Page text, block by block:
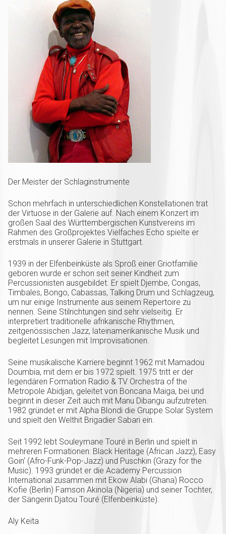
Der Meister der Schlaginstrumente
Schon mehrfach in unterschiedlichen Konstellationen trat
der Virtuose in der Galerie auf. Nach einem Konzert im
großen Saal des Württembergischen Kunstvereins im
Rahmen des Großprojektes Vielfaches Echo spielte er
erstmals in unserer Galerie in Stuttgart.
1939 in der Elfenbeinküste als Sproß einer Griotfamilie
geboren wurde er schon seit seiner Kindheit zum
Percussionisten ausgebildet. Er spielt Djembe, Congas,
Timbales, Bongo, Cabassas, Talking Drum und Schlagzeug,
um nur einige Instrumente aus seinem Repertoire zu
nennen. Seine Stilrichtungen sind sehr vielseitig. Er
interpretiert traditionelle afrikanische Rhythmen,
zeitgenössischen Jazz, lateinamerikanische Musik und
begleitet Lesungen mit Improvisationen.
Seine musikalische Karriere beginnt 1962 mit Mamadou
Doumbia, mit dem er bis 1972 spielt. 1975 tritt er der
legendären Formation Radio & TV Orchestra of the
Metropole Abidjan, geleitet von Boncana Maiga, bei und
beginnt in dieser Zeit auch mit Manu Dibangu aufzutreten.
1982 gründet er mit Alpha Blondi die Gruppe Solar System
und spielt den Welthit Brigadier Sabari ein.
Seit 1992 lebt Souleymane Touré in Berlin und spielt in
mehreren Formationen: Black Heritage (African Jazz), Easy
Goin‘ (Afro-Funk-Pop-Jazz) und Puschkin (Grazy for the
Music). 1993 gründet er die Academy Percussion
International zusammen mit Ekow Alabi (Ghana) Rocco
Kofie (Berlin) Famson Akinola (Nigeria) und seiner Tochter,
der Sängerin Djatou Touré (Elfenbeinküste).
Aly Keïta